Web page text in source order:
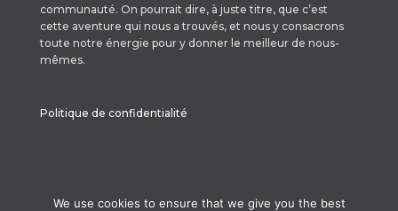
communauté. On pourrait dire, à juste titre, que c’est
cette aventure qui nous a trouvés, et nous y consacrons
toute notre énergie pour y donner le meilleur de nous-
mêmes.
Politique de confidentialité
We use cookies to ensure that we give you the best